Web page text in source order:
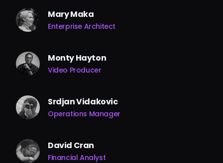
Mary Maka
Enterprise Architect
Monty Hayton
Video Producer
Srdjan Vidakovic
Operations Manager
David Cran
Financial Analyst